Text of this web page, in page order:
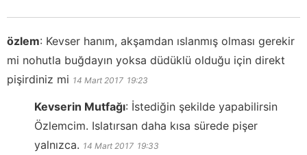
özlem: Kevser hanım, akşamdan ıslanmış olması gerekir
mi nohutla buğdayın yoksa düdüklü olduğu için direkt
pişirdiniz mi 14 Mart 2017 19:23
Kevserin Mutfağı: İstediğin şekilde yapabilirsin
Özlemcim. Islatırsan daha kısa sürede pişer
yalnızca. 14 Mart 2017 19:33